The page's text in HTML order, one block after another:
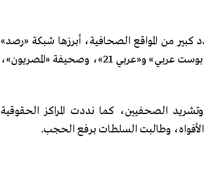
كبير من المواقع الصحافية، أبرزها شبكة «رصد»
وموقع «الجزيرة مباشر» وموقع «هافنجتون بوست عربي» و«عربي 21»، وصحيفة «المصريون»،
الصحفيين، كما نددت المراكز الحقوقية
وطالبت السلطات برفع الحجب.